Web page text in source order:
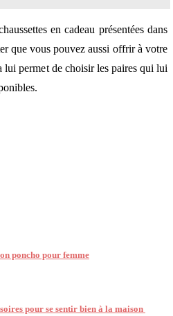
en cadeau présentées dans
que vous pouvez aussi offrir à votre
lui permet de choisir les paires qui lui
poncho pour femme
pour se sentir bien à la maison